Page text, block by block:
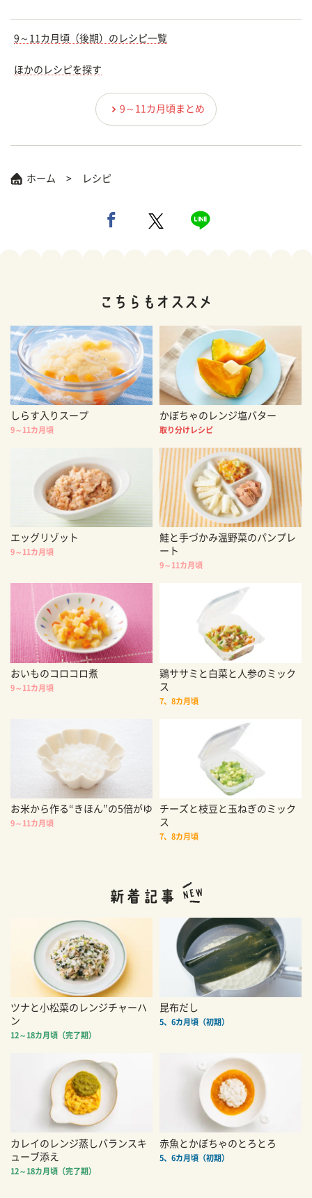
9～11カ月頃（後期）のレシピ一覧
ほかのレシピを探す
9～11カ月頃まとめ
ホーム レシピ
しらす入りスープ
9～11カ月頃
かぼちゃのレンジ塩バター
取り分けレシピ
エッグリゾット
9～11カ月頃
鮭と手づかみ温野菜のパンプレ
ート
9～11カ月頃
おいものコロコロ煮
9～11カ月頃
鶏ササミと白菜と人参のミック
ス
7、8カ月頃
お米から作る“きほん”の5倍がゆ
9～11カ月頃
チーズと枝豆と玉ねぎのミック
ス
7、8カ月頃
ツナと小松菜のレンジチャーハ
ン
12～18カ月頃（完了期）
昆布だし
5、6カ月頃（初期）
カレイのレンジ蒸しバランスキ
ューブ添え
12～18カ月頃（完了期）
赤魚とかぼちゃのとろとろ
5、6カ月頃（初期）